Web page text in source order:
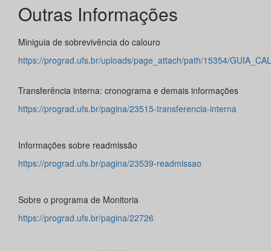
Outras Informações
Miniguia de sobrevivência do calouro
https://prograd.ufs.br/uploads/page_attach/path/15354/
Transferência interna: cronograma e demais informações
https://prograd.ufs.br/pagina/23515-transferencia-interna
Informações sobre readmissão
https://prograd.ufs.br/pagina/23539-readmissao
Sobre o programa de Monitoria
https://prograd.ufs.br/pagina/22726